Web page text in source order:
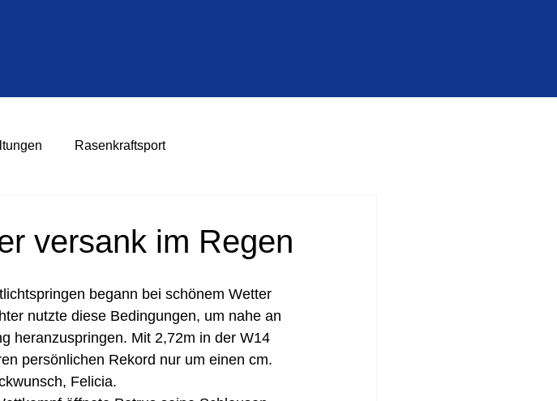
Rasenkraftsport
versank im Regen
begann bei schönem Wetter
nutzte diese Bedingungen, um nahe an
heranzuspringen. Mit 2,72m in der W14
persönlichen Rekord nur um einen cm.
Felicia.